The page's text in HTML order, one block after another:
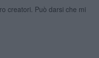
creatori. Può darsi che mi